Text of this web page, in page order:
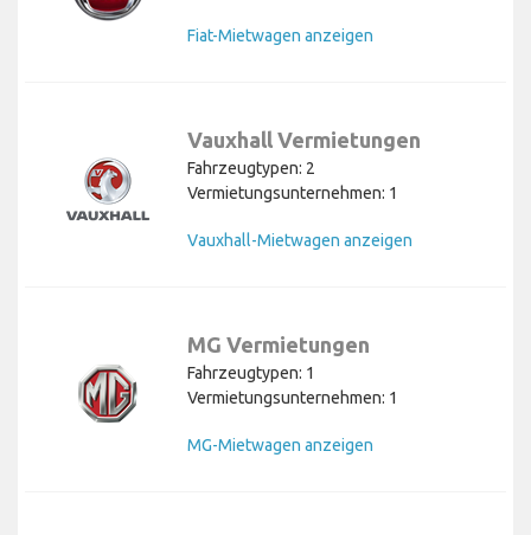
Fiat-Mietwagen anzeigen
Vauxhall Vermietungen
Fahrzeugtypen: 2
Vermietungsunternehmen: 1
Vauxhall-Mietwagen anzeigen
MG Vermietungen
Fahrzeugtypen: 1
Vermietungsunternehmen: 1
MG-Mietwagen anzeigen